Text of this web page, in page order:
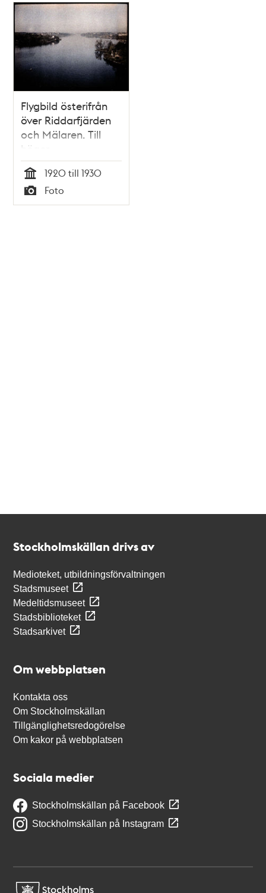
Flygbild österifrån
över Riddarfjärden
och Mälaren. Till
höger
Sjöpaviljongen vid
Smedsudden och till
vänster Karlshäll på
Långholmen
Tid
1920 till 1930
Typ
Foto
Stockholmskällan drivs av
Medioteket, utbildningsförvaltningen
Stadsmuseet
Medeltidsmuseet
Stadsbiblioteket
Stadsarkivet
Om webbplatsen
Kontakta oss
Om Stockholmskällan
Tillgänglighetsredogörelse
Om kakor på webbplatsen
Sociala medier
Stockholmskällan på Facebook
Stockholmskällan på Instagram